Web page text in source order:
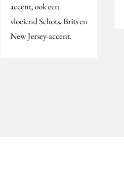
accent, ook een
vloeiend Schots, Brits en
New Jersey-accent.